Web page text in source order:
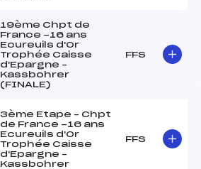
19ème Chpt de
France -16 ans
Ecureuils d'Or
Trophée Caisse
d'Epargne –
Kassbohrer
(FINALE)
FFS
3ème Etape – Chpt
de France -16 ans
Ecureuils d'Or
Trophée Caisse
d'Epargne –
Kassbohrer
FFS